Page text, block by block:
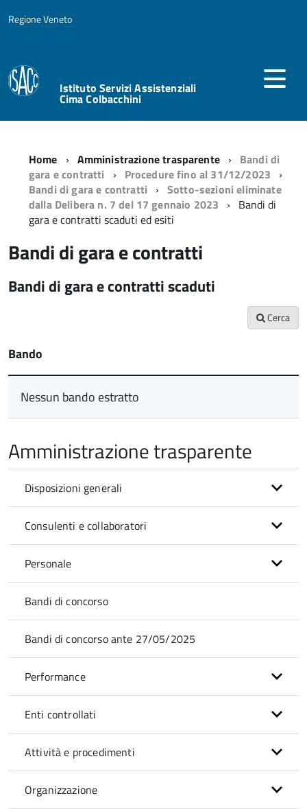
Regione Veneto
Istituto Servizi Assistenziali
Cima Colbacchini
Home Amministrazione trasparente
Bandi di
gara e contratti
Procedure fino al 31/12/2023
Bandi di gara e contratti
Sotto-sezioni eliminate
dalla Delibera n. 7 del 17 gennaio 2023
Bandi di
gara e contratti scaduti ed esiti
Bandi di gara e contratti
Bandi di gara e contratti scaduti
Cerca
Bando
Nessun bando estratto
Amministrazione trasparente
Disposizioni generali
Consulenti e collaboratori
Personale
Bandi di concorso
Bandi di concorso ante 27/05/2025
Performance
Enti controllati
Attività e procedimenti
Organizzazione